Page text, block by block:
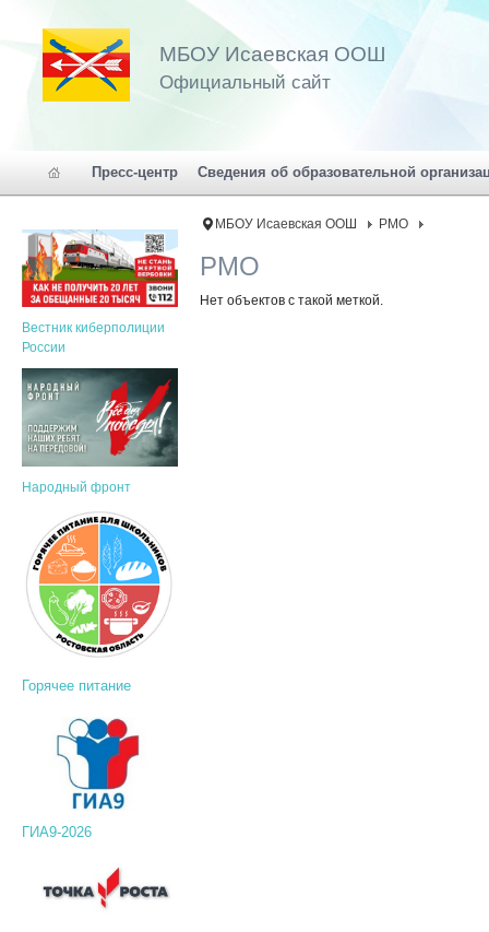
МБОУ Исаевская ООШ
Официальный сайт
Пресс-центр Сведения об образовательной
МБОУ Исаевская ООШ РМО
РМО
Нет объектов с такой меткой.
Вестник киберполиции
России
Народный фронт
Горячее питание
ГИА9-2026